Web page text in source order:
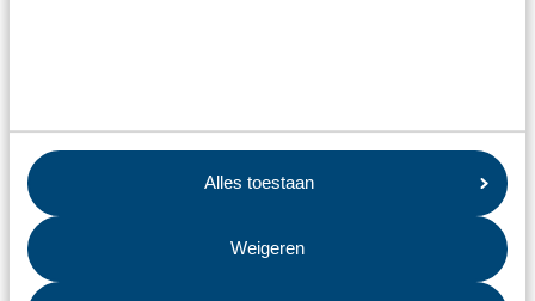
Alles toestaan
Weigeren